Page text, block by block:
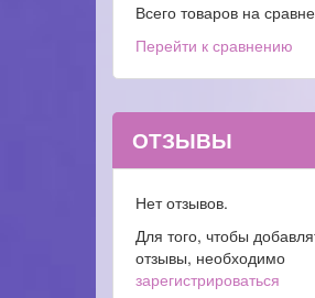
Всего товаров на
Перейти к сравнению
ОТЗЫВЫ
Нет отзывов.
Для того, чтобы
отзывы, необходимо
зарегистрироваться